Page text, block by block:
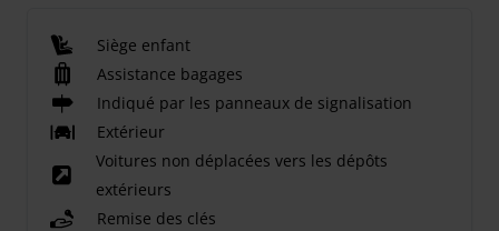
Siège enfant
Assistance bagages
Indiqué par les panneaux de signalisation
Extérieur
Voitures non déplacées vers les dépôts
extérieurs
Remise des clés